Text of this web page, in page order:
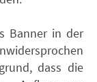
Banner in der
dass die